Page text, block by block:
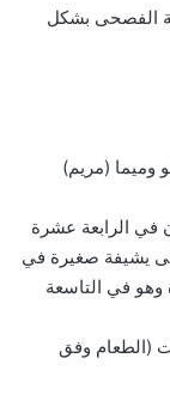
الفصحى بشكل
وميما (مريم)
سنة 1962 عندما كان في الرابعة عشرة
يشيفة صغيرة في
في التاسعة
(الطعام وفق